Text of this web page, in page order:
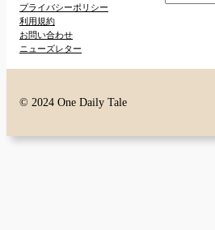
プライバシーポリシー
利用規約
お問い合わせ
ニューズレター
© 2024 One Daily Tale